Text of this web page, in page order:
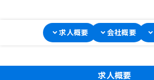
求人概要 会社概要
求人概要